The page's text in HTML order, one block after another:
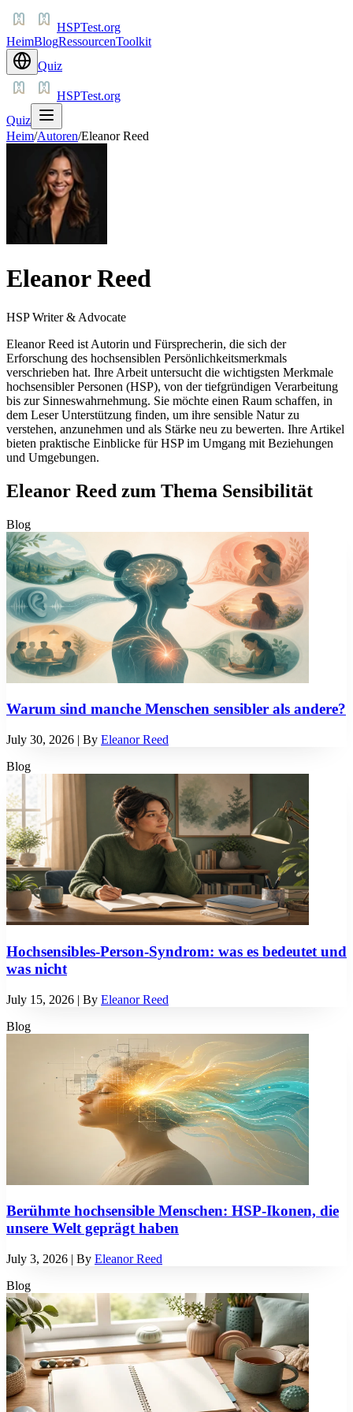
HSPTest.org
HeimBlogRessourcenToolkit
Quiz
HSPTest.org
Quiz
Heim/Autoren/Eleanor Reed
Eleanor Reed
HSP Writer & Advocate
Eleanor Reed ist Autorin und Fürsprecherin, die sich der
Erforschung des hochsensiblen Persönlichkeitsmerkmals
verschrieben hat. Ihre Arbeit untersucht die wichtigsten Merkmale
hochsensibler Personen (HSP), von der tiefgründigen Verarbeitung
bis zur Sinneswahrnehmung. Sie möchte einen Raum schaffen, in
dem Leser Unterstützung finden, um ihre sensible Natur zu
verstehen, anzunehmen und als Stärke neu zu bewerten. Ihre Artikel
bieten praktische Einblicke für HSP im Umgang mit Beziehungen
und Umgebungen.
Eleanor Reed zum Thema Sensibilität
Blog
Warum sind manche Menschen sensibler als andere?
July 30, 2026 | By Eleanor Reed
Blog
Hochsensibles-Person-Syndrom: was es bedeutet und
was nicht
July 15, 2026 | By Eleanor Reed
Blog
Berühmte hochsensible Menschen: HSP-Ikonen, die
unsere Welt geprägt haben
July 3, 2026 | By Eleanor Reed
Blog